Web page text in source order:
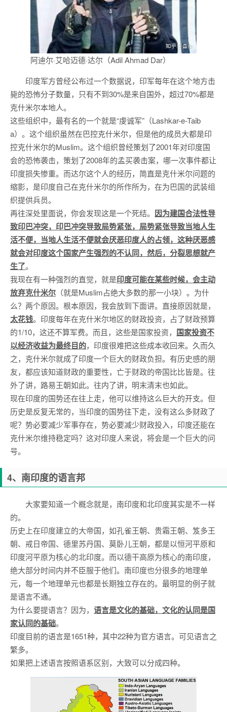
阿迪尔·艾哈迈德·达尔（Adil Ahmad Dar）
印度军方曾经公布过一个数据说，印军每年在这个地方击
毙的恐怖分子数量，只有不到30%是来自国外，超过70%都是
克什米尔本地人。
这些组织中，最有名的一个就是“虔诚军”（Lashkar-e-Taib
a）。这个组织虽然在巴控克什米尔，但是他的成员大都是印
控克什米尔的Muslim。这个组织曾经策划了2001年对印度国
会的恐怖袭击，策划了2008年的孟买袭击案，哪一次事件都让
印度损失惨重。而达尔这个人的经历，简直是克什米尔问题的
缩影，是印度自己在克什米尔的所作所为，在为巴国的武装组
织提供兵员。
再往深处里面说，你会发现这是一个死结。 因为建国合法性导
致印巴冲突，印巴冲突导致局势紧张，局势紧张导致当地人生
活不便，当地人生活不便就会厌恶印度人的占领，这种厌恶感
就会对印度这个国家产生强烈的不认同，然后，分裂思想就产
生了。
我现在有一种强烈的直觉，就是印度可能在某些时候，会主动
放弃克什米尔 （就是Muslim占绝大多数的那一小块）。为什
么？两个原因。根本原因，我会放到下面讲。直接原因就是，
太花钱。印度每年在克什米尔地区的财政投资，占了财政预算
的1/10，这还不算军费。而且，这些是国家投资， 国家投资不
以经济收益为最终目的，印度很难把这些成本收回来。久而久
之，克什米尔就成了印度一个巨大的财政负担。有历史感的朋
友，都应该知道财政的重要性，亡于财政的帝国比比皆是。往
外了讲，路易王朝如此。往内了讲，明末清末也如此。
现在印度的国势还在往上走，他可以维持这么巨大的开支。但
历史是反复无常的，当印度的国势往下走，没有这么多财政了
呢？势必要减少军事存在，势必要减少财政投入，印度还能在
克什米尔维持稳定吗？这对印度人来说，将会是一个巨大的问
号。
4、南印度的语言邦
大家要知道一个概念就是，南印度和北印度其实是不一样
的。
历史上在印度建立的大帝国，如孔雀王朝、贵霜王朝、笈多王
朝、戒日帝国、德里苏丹国、莫卧儿王朝，都是以恒河平原和
印度河平原为核心的北印度。而以德干高原为核心的南印度，
绝大部分时间内并不臣服于他们。南印度也分很多的地理单
元，每一个地理单元也都是长期独立存在的。最明显的例子就
是语言不通。
为什么要提语言？因为， 语言是文化的基础，文化的认同是国
家认同的基础。
印度目前的语言是1651种，其中22种为官方语言。可见语言之
繁多。
如果把上述语言按照语系区别，大致可以分成四种。